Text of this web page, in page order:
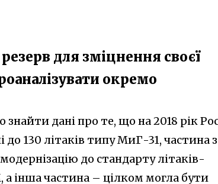
для зміцнення своєї
окремо
дані про те, що на 2018 рік
до 130 літаків типу МиГ-31, частина з
до стандарту літаків-
інша частина – цілком могла бути